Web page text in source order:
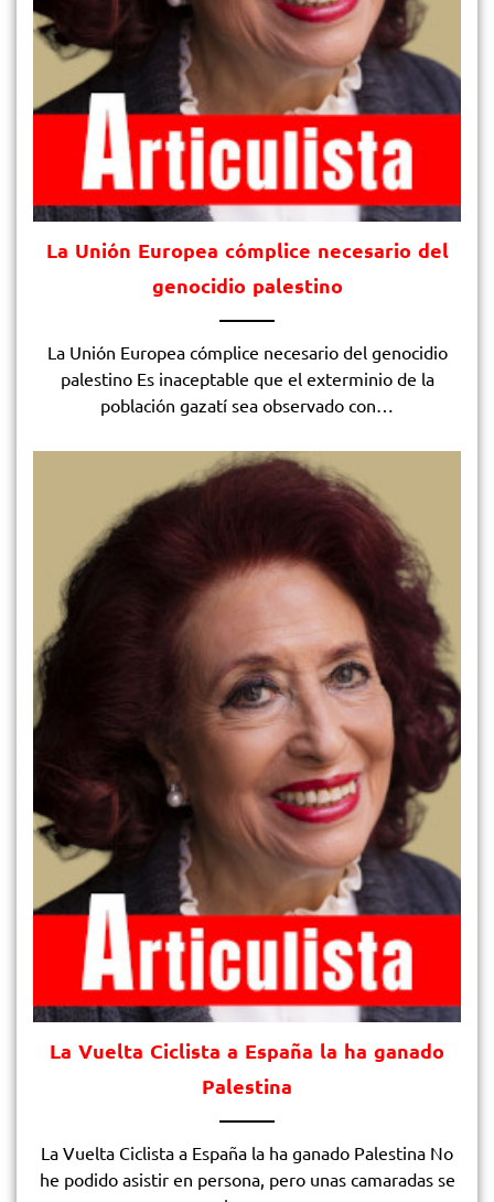
La Unión Europea cómplice necesario del
genocidio palestino
La Unión Europea cómplice necesario del genocidio
palestino Es inaceptable que el exterminio de la
población gazatí sea observado con…
La Vuelta Ciclista a España la ha ganado
Palestina
La Vuelta Ciclista a España la ha ganado Palestina No
he podido asistir en persona, pero unas camaradas se